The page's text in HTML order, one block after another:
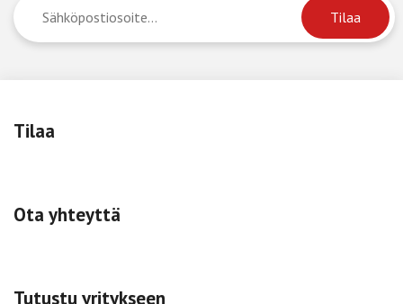
Tilaa
Ota yhteyttä
Tutustu yritykseen